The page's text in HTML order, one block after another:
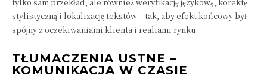
stylistyczną i lokalizację tekstów – tak, aby efekt końcowy był
spójny z oczekiwaniami klienta i realiami rynku.
TŁUMACZENIA USTNE –
KOMUNIKACJA W CZASIE